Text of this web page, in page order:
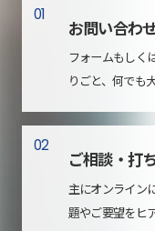
01
お問い合わ
フォームもしく
りごと、何でも
02
ご相談・打
主にオンライン
題やご要望をヒ